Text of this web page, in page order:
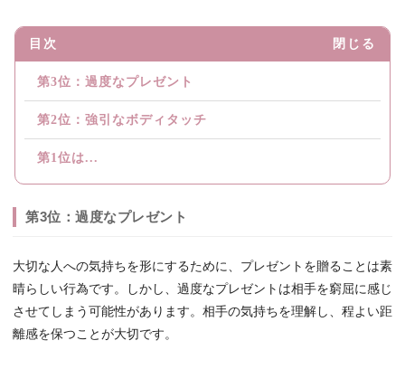
目次 閉じる
第3位：過度なプレゼント
第2位：強引なボディタッチ
第1位は...
第3位：過度なプレゼント
大切な人への気持ちを形にするために、プレゼントを贈ることは素
晴らしい行為です。しかし、過度なプレゼントは相手を窮屈に感じ
させてしまう可能性があります。相手の気持ちを理解し、程よい距
離感を保つことが大切です。